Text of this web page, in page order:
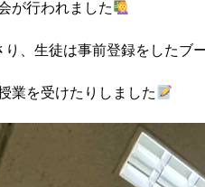
が行われました
、生徒は事前登録をしたブ
業を受けたりしました